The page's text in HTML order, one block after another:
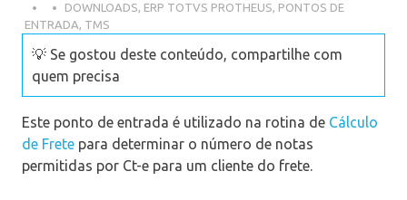
DOWNLOADS, ERP TOTVS PROTHEUS, PONTOS DE
ENTRADA, TMS
💡 Se gostou deste conteúdo, compartilhe com
quem precisa
Este ponto de entrada é utilizado na rotina de Cálculo
de Frete para determinar o número de notas
permitidas por Ct-e para um cliente do frete.